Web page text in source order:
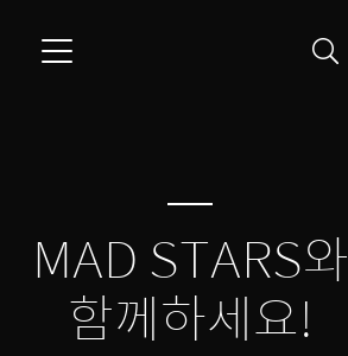
MAD STARS와
함께하세요!